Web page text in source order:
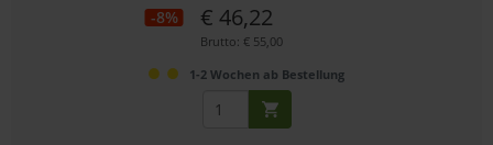
-8% € 46,22
Brutto: € 55,00
1-2 Wochen ab Bestellung